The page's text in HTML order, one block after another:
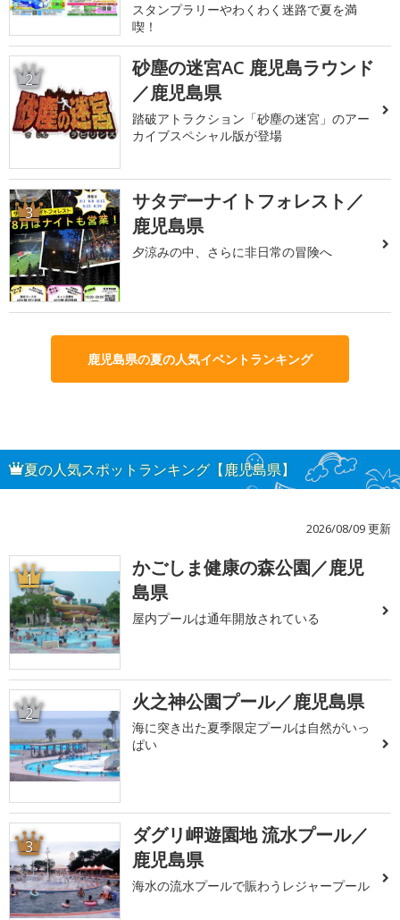
スタンプラリーやわくわく迷路で夏を満
喫！
2
砂塵の迷宮AC 鹿児島ラウンド
／鹿児島県
踏破アトラクション「砂塵の迷宮」のアー
カイブスペシャル版が登場
3
サタデーナイトフォレスト／
鹿児島県
夕涼みの中、さらに非日常の冒険へ
鹿児島県の夏の人気イベントランキング
夏の人気スポットランキング【鹿児島県】
2026/08/09 更新
1
かごしま健康の森公園／鹿児
島県
屋内プールは通年開放されている
2 火之神公園プール／鹿児島県
海に突き出た夏季限定プールは自然がいっ
ぱい
3
ダグリ岬遊園地 流水プール／
鹿児島県
海水の流水プールで賑わうレジャープール